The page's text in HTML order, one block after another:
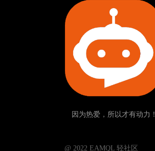
因为热爱，所以才有动力！
­­­­­ @ 2022 EAMQL 轻社区